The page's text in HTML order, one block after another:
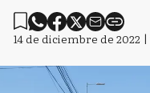
14 de diciembre de 2022 |